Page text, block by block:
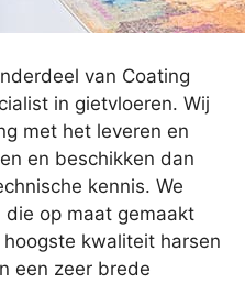
van Coating
in gietvloeren. Wij
met het leveren en
en beschikken dan
kennis. We
die op maat gemaakt
kwaliteit harsen
een zeer brede